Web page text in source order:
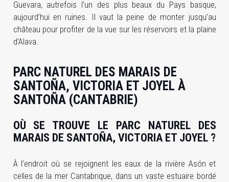
Guevara, autrefois l’un des plus beaux du Pays basque,
aujourd’hui en ruines. Il vaut la peine de monter jusqu’au
château pour profiter de la vue sur les réservoirs et la plaine
d’Alava.
PARC NATUREL DES MARAIS DE
SANTOÑA, VICTORIA ET JOYEL À
SANTOÑA (CANTABRIE)
OÙ SE TROUVE LE PARC NATUREL DES
MARAIS DE SANTOÑA, VICTORIA ET JOYEL ?
À l’endroit où se rejoignent les eaux de la rivière Asón et
celles de la mer Cantabrique, dans un vaste estuaire bordé